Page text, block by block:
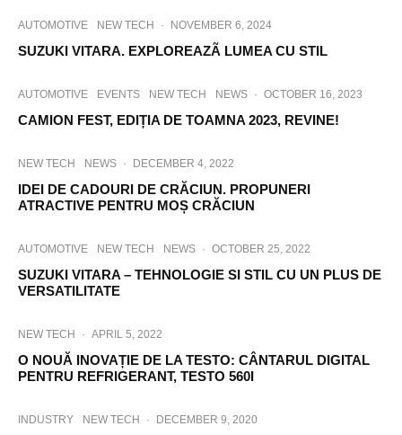
AUTOMOTIVE NEW TECH · NOVEMBER 6, 2024
SUZUKI VITARA. EXPLOREAZÃ LUMEA CU STIL
AUTOMOTIVE EVENTS NEW TECH NEWS · OCTOBER 16, 2023
CAMION FEST, EDIȚIA DE TOAMNA 2023, REVINE!
NEW TECH NEWS · DECEMBER 4, 2022
IDEI DE CADOURI DE CRĂCIUN. PROPUNERI
ATRACTIVE PENTRU MOȘ CRĂCIUN
AUTOMOTIVE NEW TECH NEWS · OCTOBER 25, 2022
SUZUKI VITARA – TEHNOLOGIE SI STIL CU UN PLUS DE
VERSATILITATE
NEW TECH · APRIL 5, 2022
O NOUĂ INOVAȚIE DE LA TESTO: CÂNTARUL DIGITAL
PENTRU REFRIGERANT, TESTO 560I
INDUSTRY NEW TECH · DECEMBER 9, 2020